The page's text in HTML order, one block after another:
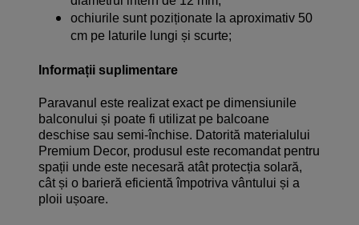
ochiurile sunt poziționate la aproximativ 50
cm pe laturile lungi și scurte;
Informații suplimentare
Paravanul este realizat exact pe dimensiunile
balconului și poate fi utilizat pe balcoane
deschise sau semi-închise. Datorită materialului
Premium Decor, produsul este recomandat pentru
spații unde este necesară atât protecția solară,
cât și o barieră eficientă împotriva vântului și a
ploii ușoare.